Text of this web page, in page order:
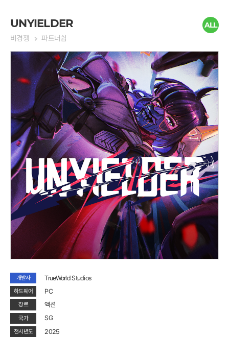
를 사용하고 대부분의 이동은 스
페이스와 좌우 키를 적절히 사용
한 점프를 활용해 진행됩니다. 곳
한 곳에서는 체감상 더 빨리 떨어
지는 느낌이 들어서 서두르다보
니 영 엉뚱한 곳으로 뛰어가버리
는 캐릭터를 발견하기도 합니다.
이러한 게임 방식에 능숙하지 않
다보니 본격적인 스토리가 진행
되기도 전에 지치게 되네요. 그렇
지만 아래서 봤을 때는 벽이었던
것이 올라와보니 공간이 있고 아
이템이 숨겨져 있는 등 '기둥 뒤에
공간있어요!'를 연상케 하는 맵의
구성은 마음에 들었습니다.
가는 과정이 재미있었습니다. 다
양한 기믹들과 이벤트?를 배치해
겠습니다.
UNYIELDER
비경쟁 파트너쉽
ALL
개발사 TrueWorld Studios
하드웨어 PC
장르 액션
국가 SG
전시년도 2025